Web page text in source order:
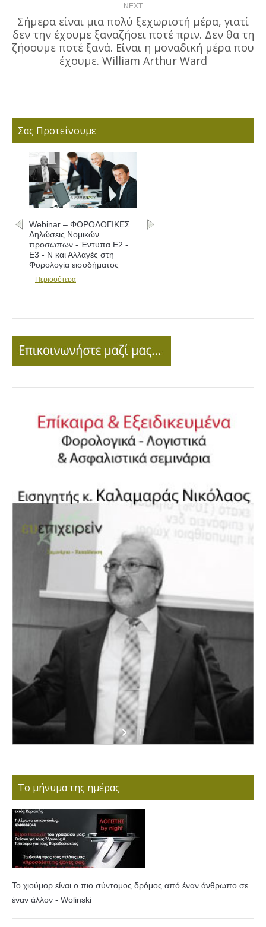
NEXT
Next
post:
Σήμερα είναι μια πολύ ξεχωριστή μέρα, γιατί
δεν την έχουμε ξαναζήσει ποτέ πριν. Δεν θα τη
ζήσουμε ποτέ ξανά. Είναι η μοναδική μέρα που
έχουμε. William Arthur Ward
Σας Προτείνουμε
Webinar – ΦΟΡΟΛΟΓΙΚΕΣ
Δηλώσεις Νομικών
προσώπων - Έντυπα Ε2 -
Ε3 - Ν και Αλλαγές στη
Φορολογία εισοδήματος
Περισσότερα
Το μήνυμα της ημέρας
Το χιούμορ είναι ο πιο σύντομος δρόμος από έναν άνθρωπο σε
έναν άλλον - Wolinski